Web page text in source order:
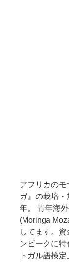
アフリカの
ガ』の栽培
年。 青年海
(Moringa
してます。
ンビークに
トガル語検定